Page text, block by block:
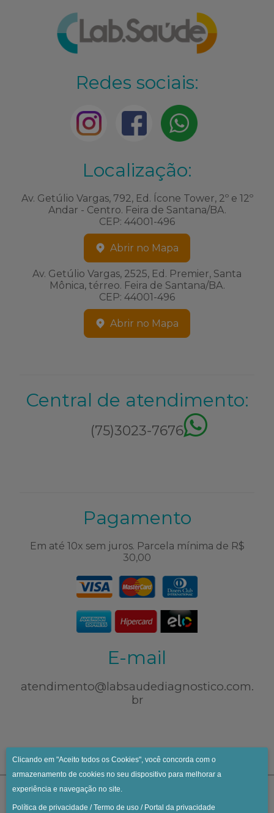
Redes sociais:
Localização:
Av. Getúlio Vargas, 792, Ed. Ícone Tower, 2º e 12º
Andar - Centro. Feira de Santana/BA.
CEP: 44001-496
Abrir no Mapa
Av. Getúlio Vargas, 2525, Ed. Premier, Santa
Mônica, térreo. Feira de Santana/BA.
CEP: 44001-496
Abrir no Mapa
Central de atendimento:
(75)3023-7676
Pagamento
Em até 10x sem juros. Parcela mínima de R$
30,00
E-mail
atendimento@labsaudediagnostico.com.
br
Clicando em "Aceito todos os Cookies", você concorda com o
armazenamento de cookies no seu dispositivo para melhorar a
experiência e navegação no site.
Política de privacidade /Termo de uso / Portal da privacidade